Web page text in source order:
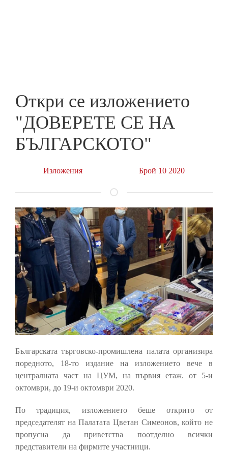
Откри се изложението
"ДОВЕРЕТЕ СЕ НА
БЪЛГАРСКОТО"
Изложения Брой 10 2020
Българската търговско-промишлена палата организира
поредното, 18-то издание на изложението вече в
централната част на ЦУМ, на първия етаж. от 5-и
октомври, до 19-и октомври 2020.
По традиция, изложението беше открито от
председателят на Палатата Цветан Симеонов, който не
пропусна да приветства поотделно всички
представители на фирмите участници.